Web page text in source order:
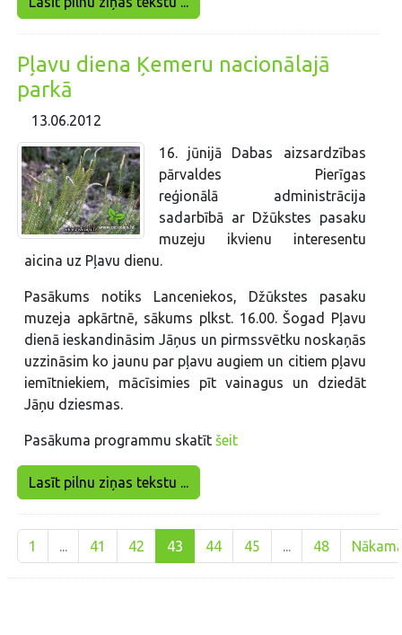
Pļavu diena Ķemeru nacionālajā
parkā
13.06.2012
16. jūnijā Dabas aizsardzības
pārvaldes Pierīgas
reģionālā administrācija
sadarbībā ar Džūkstes pasaku
muzeju ikvienu interesentu
aicina uz Pļavu dienu.
Pasākums notiks Lanceniekos, Džūkstes pasaku
muzeja apkārtnē, sākums plkst. 16.00. Šogad Pļavu
dienā ieskandināsim Jāņus un pirmssvētku noskaņās
uzzināsim ko jaunu par pļavu augiem un citiem pļavu
iemītniekiem, mācīsimies pīt vainagus un dziedāt
Jāņu dziesmas.
Pasākuma programmu skatītšeit
Lasīt pilnu ziņas tekstu ...
1 41 42 43 44 45 48